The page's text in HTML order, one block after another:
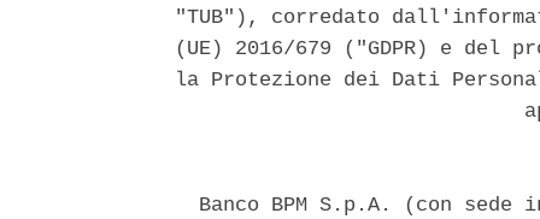
"TUB"), corredato
(UE) 2016/679 ("GDPR) e del
la Protezione dei Dati
Banco BPM S.p.A. (con sede